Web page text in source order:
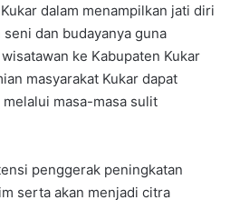
dalam menampilkan jati diri
dan budayanya guna
ke Kabupaten Kukar
masyarakat Kukar dapat
masa-masa sulit
penggerak peningkatan
serta akan menjadi citra